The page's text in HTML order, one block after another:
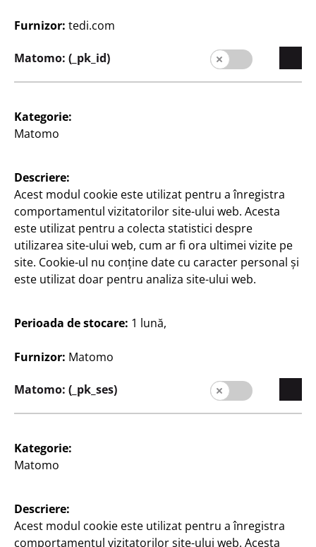
Companie
Carieră
Calitate
Sustenabilitate
Contact
Clienți
Căutare filială
Contact
Furnizor: tedi.com
Matomo: (_pk_id)
Kategorie:
Matomo
Descriere:
Acest modul cookie este utilizat pentru a înregistra
comportamentul vizitatorilor site-ului web. Acesta
este utilizat pentru a colecta statistici despre
utilizarea site-ului web, cum ar fi ora ultimei vizite pe
site. Cookie-ul nu conține date cu caracter personal și
este utilizat doar pentru analiza site-ului web.
Perioada de stocare: 1 lună,
Furnizor: Matomo
Matomo: (_pk_ses)
Kategorie:
Matomo
Descriere:
Acest modul cookie este utilizat pentru a înregistra
comportamentul vizitatorilor site-ului web. Acesta